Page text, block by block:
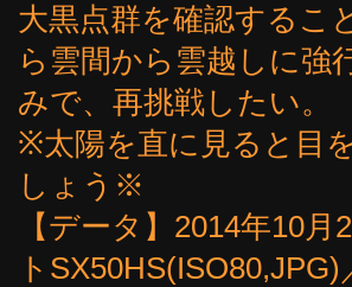
大黒点群を確認するこ
ら雲間から雲越しに強
みで、再挑戦したい。
※太陽を直に見ると目
しょう※
【データ】2014年10
ト